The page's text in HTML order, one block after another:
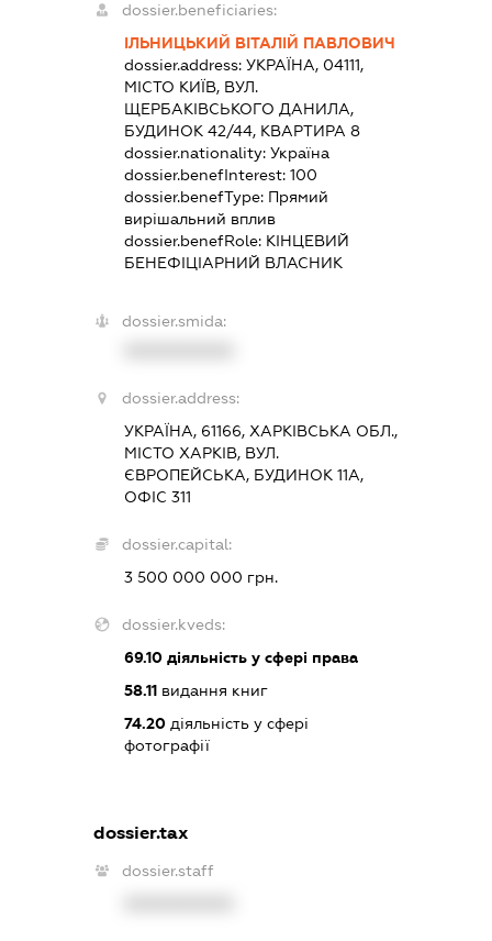
dossier.beneficiaries:
ІЛЬНИЦЬКИЙ ВІТАЛІЙ ПАВЛОВИЧ
dossier.address:УКРАЇНА, 04111,
МІСТО КИЇВ, ВУЛ.
ЩЕРБАКІВСЬКОГО ДАНИЛА,
БУДИНОК 42/44, КВАРТИРА 8
dossier.nationality:Україна
dossier.benefInterest:100
dossier.benefType: Прямий
вирішальний вплив
dossier.benefRole: КІНЦЕВИЙ
БЕНЕФІЦІАРНИЙ ВЛАСНИК
dossier.smida:
dossier.address:
УКРАЇНА, 61166, ХАРКІВСЬКА ОБЛ.,
МІСТО ХАРКІВ, ВУЛ.
ЄВРОПЕЙСЬКА, БУДИНОК 11А,
ОФІС 311
dossier.capital:
3 500 000 000 грн.
dossier.kveds:
69.10 діяльність у сфері права
58.11 видання книг
74.20 діяльність у сфері
фотографії
dossier.tax
dossier.staff